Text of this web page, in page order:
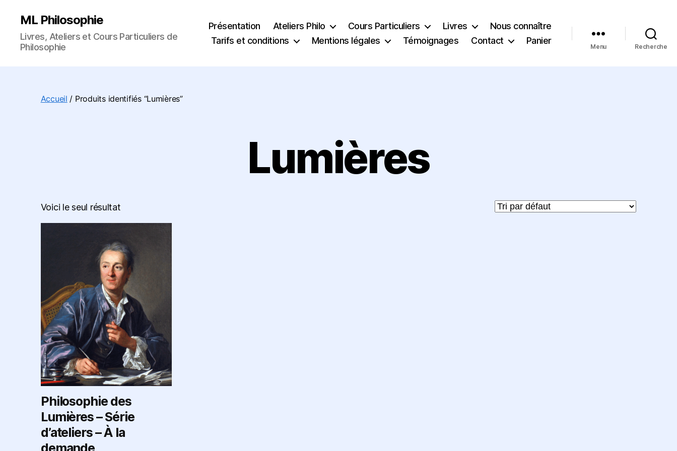
ML Philosophie
Livres, Ateliers et Cours Particuliers de
Philosophie
Présentation Ateliers Philo Cours Particuliers Livres
Nous connaître
Tarifs et conditions
Mentions légales Témoignages Contact Panier
Menu Recherche
Accueil / Produits identifiés “Lumières”
Lumières
Voici le seul résultat
Philosophie des
Lumières – Série
d’ateliers – À la
demande